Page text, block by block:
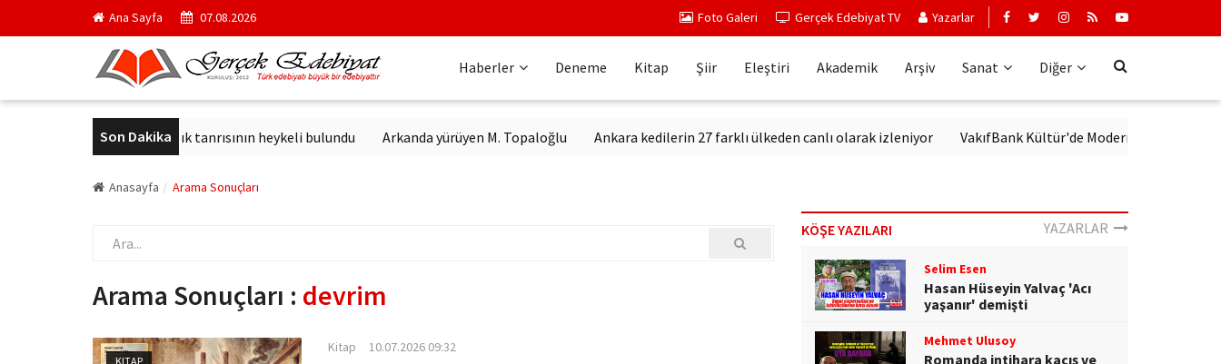
Ana Sayfa 07.08.2026 Foto Galeri Gerçek Edebiyat TV Yazarlar
Haberler Deneme Kitap Şiir Eleştiri Akademik Arşiv Sanat Diğer
Son Dakika
Sağlık tanrısının heykeli bulundu Arkanda yürüyen M. Topaloğlu Ankara kedilerin 27 farklı ülkeden canlı olarak izleniyor VakıfBank Kültür'de Modern Alman Edebiyatı
Anasayfa Arama Sonuçları
Arama Sonuçları : devrim
KITAP
Kitap 10.07.2026 09:32
KÖŞE YAZILARI YAZARLAR
Selim Esen
Hasan Hüseyin Yalvaç 'Acı
yaşanır' demişti
Mehmet Ulusoy
Romanda intihara kaçış ve